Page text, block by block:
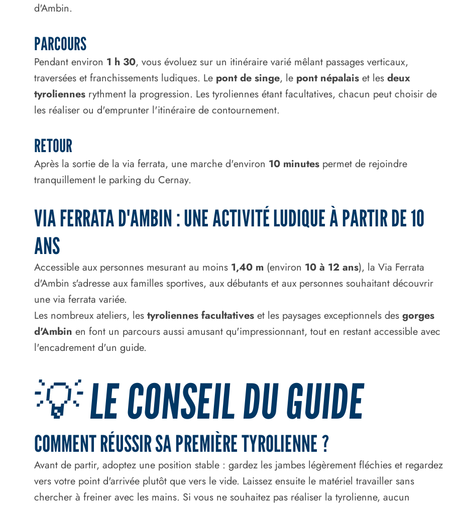
d'Ambin.
PARCOURS
Pendant environ 1 h 30, vous évoluez sur un itinéraire varié mêlant passages verticaux,
traversées et franchissements ludiques. Le pont de singe, le pont népalaiset les deux
tyroliennesrythment la progression. Les tyroliennes étant facultatives, chacun peut choisir de
les réaliser ou d'emprunter l'itinéraire de contournement.
RETOUR
Après la sortie de la via ferrata, une marche d'environ 10 minutespermet de rejoindre
tranquillement le parking du Cernay.
VIA FERRATA D'AMBIN : UNE ACTIVITÉ LUDIQUE À PARTIR DE 10
ANS
Accessible aux personnes mesurant au moins 1,40 m(environ 10 à 12 ans), la Via Ferrata
d'Ambin s'adresse aux familles sportives, aux débutants et aux personnes souhaitant découvrir
une via ferrata variée.
Les nombreux ateliers, les tyroliennes facultativeset les paysages exceptionnels des gorges
d'Ambin en font un parcours aussi amusant qu'impressionnant, tout en restant accessible avec
l'encadrement d'un guide.
💡 LE CONSEIL DU GUIDE
COMMENT RÉUSSIR SA PREMIÈRE TYROLIENNE ?
Avant de partir, adoptez une position stable : gardez les jambes légèrement fléchies et regardez
vers votre point d'arrivée plutôt que vers le vide. Laissez ensuite le matériel travailler sans
chercher à freiner avec les mains. Si vous ne souhaitez pas réaliser la tyrolienne, aucun